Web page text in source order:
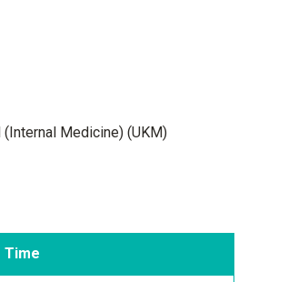
Medicine) (UKM)
Time